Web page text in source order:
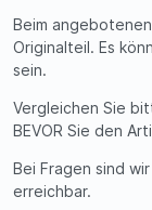
Beim
Originalteil. Es
sein.
Vergleichen Sie
BEVOR Sie den
Bei Fragen sind
erreichbar.